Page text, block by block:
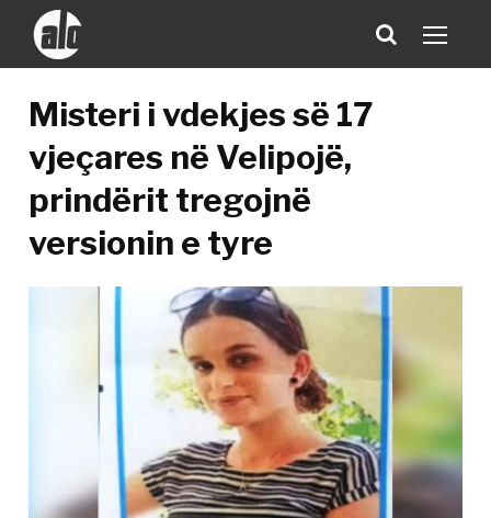
Misteri i vdekjes së 17
vjeçares në Velipojë,
prindërit tregojnë
versionin e tyre